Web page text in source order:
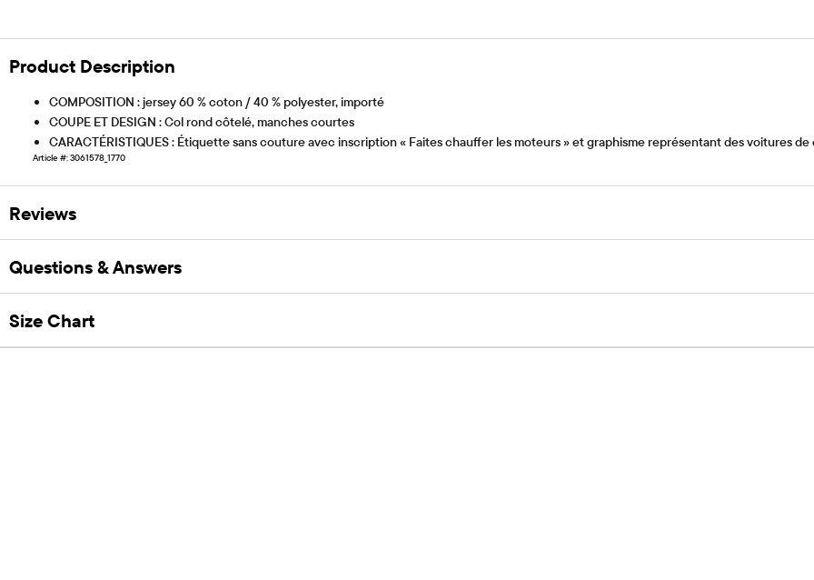
Product Description
COMPOSITION : jersey 60 % coton / 40 % polyester, importé
COUPE ET DESIGN : Col rond côtelé, manches courtes
CARACTÉRISTIQUES : Étiquette sans couture avec inscription « Faites chauffer les moteurs » et graphisme représentant des voitures de
Article #: 3061578_1770
Reviews
Questions & Answers
Size Chart